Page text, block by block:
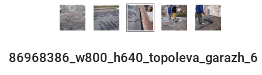
86968386_w800_h640_topoleva_garazh_6